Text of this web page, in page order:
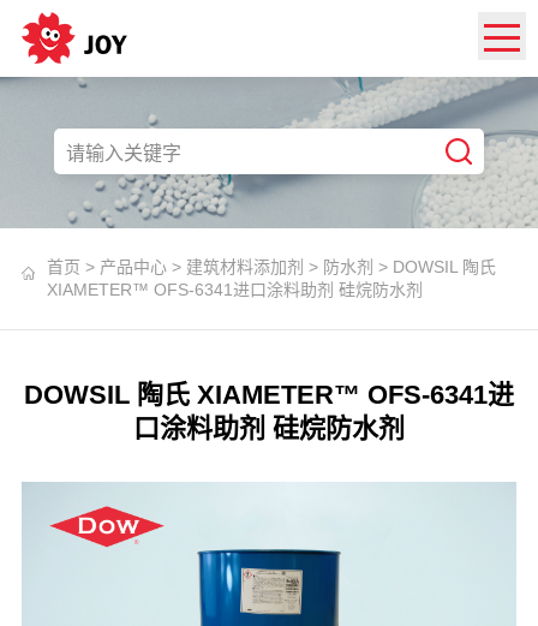
首页 > 产品中心> 建筑材料添加剂 > 防水剂 > DOWSIL 陶氏
XIAMETER™ OFS-6341进口涂料助剂 硅烷防水剂
DOWSIL 陶氏 XIAMETER™ OFS-6341进
口涂料助剂 硅烷防水剂